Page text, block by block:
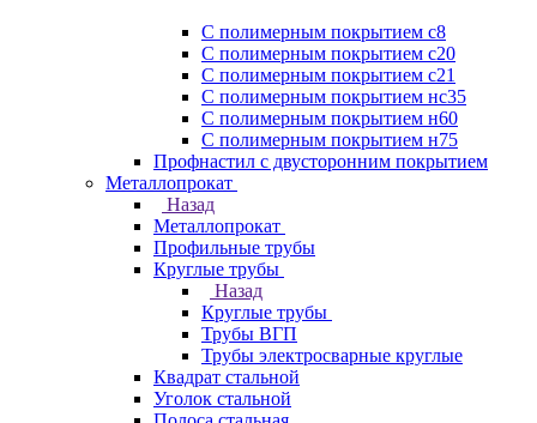
С полимерным покрытием с8
С полимерным покрытием с20
С полимерным покрытием с21
С полимерным покрытием нс35
С полимерным покрытием н60
С полимерным покрытием н75
Профнастил с двусторонним покрытием
Металлопрокат
Назад
Металлопрокат
Профильные трубы
Круглые трубы
Назад
Круглые трубы
Трубы ВГП
Трубы электросварные круглые
Квадрат стальной
Уголок стальной